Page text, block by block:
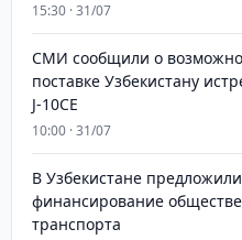
15:30 · 31/07
СМИ сообщили о
поставке Узбекистану
J-10CE
10:00 · 31/07
В Узбекистане
финансирование
транспорта